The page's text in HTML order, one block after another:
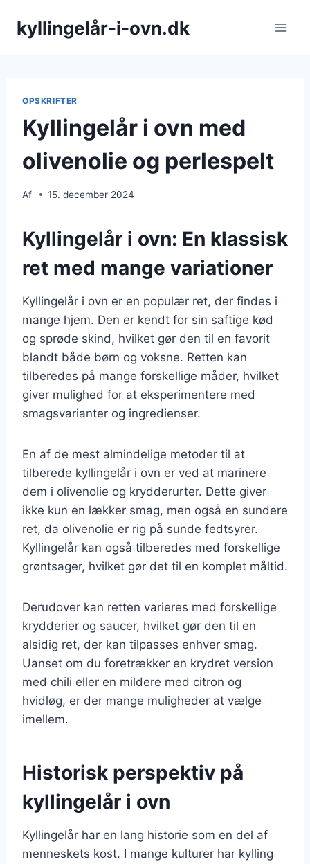
kyllingelår-i-ovn.dk
OPSKRIFTER
Kyllingelår i ovn med
olivenolie og perlespelt
Af 15. december 2024
Kyllingelår i ovn: En klassisk
ret med mange variationer
Kyllingelår i ovn er en populær ret, der findes i
mange hjem. Den er kendt for sin saftige kød
og sprøde skind, hvilket gør den til en favorit
blandt både børn og voksne. Retten kan
tilberedes på mange forskellige måder, hvilket
giver mulighed for at eksperimentere med
smagsvarianter og ingredienser.
En af de mest almindelige metoder til at
tilberede kyllingelår i ovn er ved at marinere
dem i olivenolie og krydderurter. Dette giver
ikke kun en lækker smag, men også en sundere
ret, da olivenolie er rig på sunde fedtsyrer.
Kyllingelår kan også tilberedes med forskellige
grøntsager, hvilket gør det til en komplet måltid.
Derudover kan retten varieres med forskellige
krydderier og saucer, hvilket gør den til en
alsidig ret, der kan tilpasses enhver smag.
Uanset om du foretrækker en krydret version
med chili eller en mildere med citron og
hvidløg, er der mange muligheder at vælge
imellem.
Historisk perspektiv på
kyllingelår i ovn
Kyllingelår har en lang historie som en del af
menneskets kost. I mange kulturer har kylling